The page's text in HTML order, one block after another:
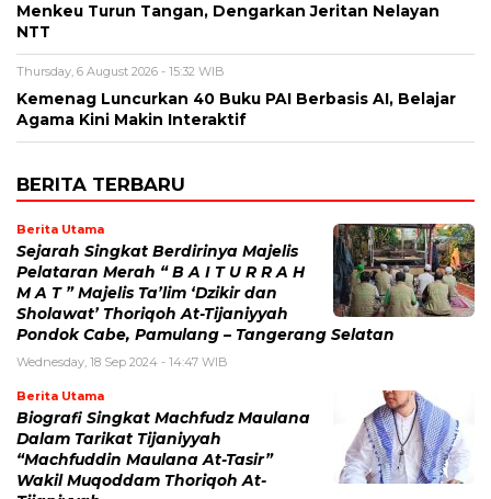
Menkeu Turun Tangan, Dengarkan Jeritan Nelayan
NTT
Thursday, 6 August 2026 - 15:32 WIB
Kemenag Luncurkan 40 Buku PAI Berbasis AI, Belajar
Agama Kini Makin Interaktif
BERITA TERBARU
Berita Utama
Sejarah Singkat Berdirinya Majelis
Pelataran Merah “ B A I T U R R A H
M A T ” Majelis Ta’lim ‘Dzikir dan
Sholawat’ Thoriqoh At-Tijaniyyah
Pondok Cabe, Pamulang – Tangerang Selatan
Wednesday, 18 Sep 2024 - 14:47 WIB
Berita Utama
Biografi Singkat Machfudz Maulana
Dalam Tarikat Tijaniyyah
“Machfuddin Maulana At-Tasir”
Wakil Muqoddam Thoriqoh At-